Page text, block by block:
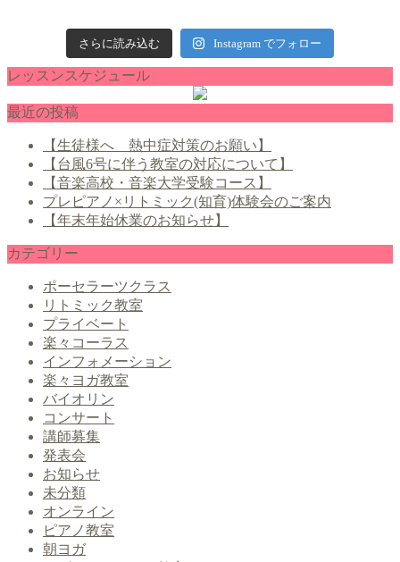
さらに読み込む Instagram でフォロー
レッスンスケジュール
最近の投稿
【生徒様へ 熱中症対策のお願い】
【台風6号に伴う教室の対応について】
【音楽高校・音楽大学受験コース】
プレピアノ×リトミック(知育)体験会のご案内
【年末年始休業のお知らせ】
カテゴリー
ポーセラーツクラス
リトミック教室
プライベート
楽々コーラス
インフォメーション
楽々ヨガ教室
バイオリン
コンサート
講師募集
発表会
お知らせ
未分類
オンライン
ピアノ教室
朝ヨガ